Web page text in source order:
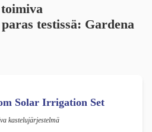
testissä: Gardena
Solar Irrigation Set
kastelujärjestelmä